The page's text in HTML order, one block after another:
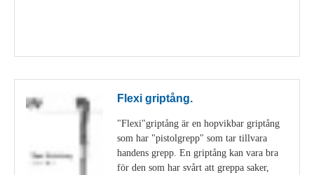
Flexi griptång.
"Flexi"griptång är en hopvikbar griptång
som har "pistolgrepp" som tar tillvara
handens grepp. En griptång kan vara bra
för den som har svårt att greppa saker,